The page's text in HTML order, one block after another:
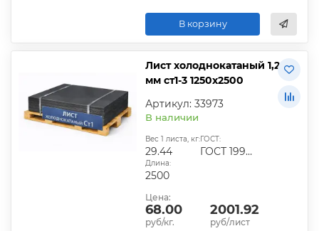
В корзину
Лист холоднокатаный 1,2
мм ст1-3 1250х2500
Артикул: 33973
В наличии
Вес 1 листа, кг:
29.44
ГОСТ:
ГОСТ 19904-90
Длина:
2500
Цена:
68.00
руб/кг.
2001.92
руб/лист